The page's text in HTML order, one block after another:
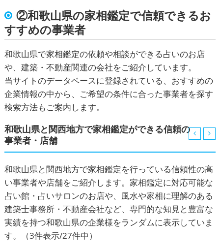
②和歌山県の家相鑑定で信頼できるお
すすめの事業者
和歌山県で家相鑑定の依頼や相談ができる占いのお店
や、建築・不動産関連の会社をご紹介しています。
当サイトのデータベースに登録されている、おすすめの
企業情報の中から、ご希望の条件に合った事業者を探す
検索方法もご案内します。
和歌山県と関西地方で家相鑑定ができる信頼の
事業者・店舗
和歌山県と関西地方で家相鑑定を行っている信頼性の高
い事業者や店舗をご紹介します。家相鑑定に対応可能な
占い館・占いサロンのお店や、風水や家相に理解のある
建築士事務所・不動産会社など、専門的な知見と豊富な
実績を持つ和歌山県の企業様をランダムに表示していま
す。
（3件表示/27件中）